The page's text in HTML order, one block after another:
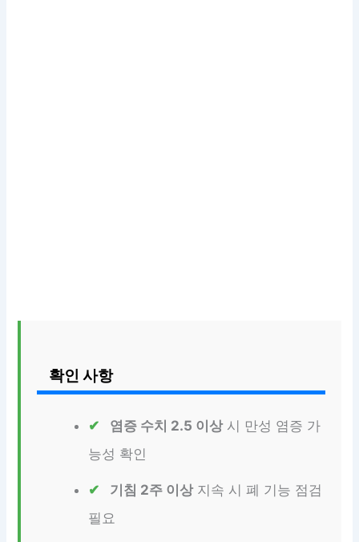
확인 사항
염증 수치 2.5 이상시 만성 염증 가
능성 확인
기침 2주 이상지속 시 폐 기능 점검
필요